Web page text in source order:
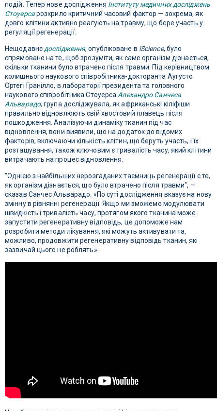
подій. Тепер нове дослідження Інституту медичних досліджень
Стоуерсарозкрило критичний часовий фактор — зокрема, як
довго клітини активно реагують на травму, що бере участь у
регуляції регенерації.
Нещодавнєдослідження, опубліковане в iScience, було
спрямоване на те, щоб зрозуміти, як саме організм дізнається,
скільки тканини було втрачено після травми. Під керівництвом
колишнього наукового співробітника-докторанта Аугусто
Ортегі Гранілло, в лабораторії президента та головного
наукового співробітника СтоуерсаАлехандро Санчеса
Альварадо, група досліджувала, як африканські кіліфіши
правильно відновлюють свій хвостовий плавець після
пошкодження. Аналізуючи динаміку тканин під час
відновлення, вони виявили, що на додаток до відомих
факторів, включаючи кількість клітин, що беруть участь, і їх
розташування, також ключовим є тривалість часу, який клітини
витрачають на процес відновлення.
"Однією з найбільших нерозгаданих таємниць регенерації є те,
як організм дізнається, що було втрачено після травми", —
сказав Санчес Альварадо. «По суті дослідження вказує на нову
змінну в рівнянні регенерації. Якщо ми зможемо модулювати
швидкість і тривалість часу, протягом якого тканина може
запустити регенеративну відповідь, це допоможе нам
розробити методи лікування, які можуть активувати та,
можливо, продовжити регенеративну відповідь тканин, які
зазвичай цього не роблять».